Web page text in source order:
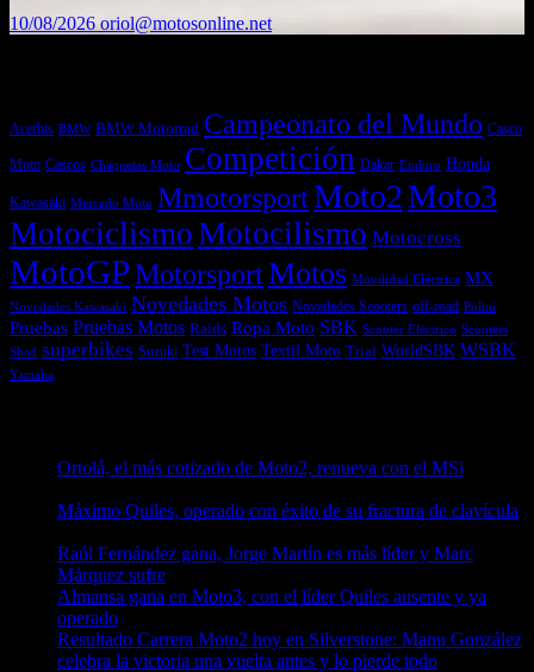
10/08/2026 oriol@motosonline.net
Acerbis BMW BMW Motorrad Campeonato del Mundo Casco
Moto Cascos Chaquetas Moto Competición Dakar Enduro Honda
Kawasaki Mercado Moto MmotorsportMoto2Moto3
MotociclismoMotocilismo Motocross
MotoGPMotorsportMotos Movilidad Eléctrica MX
Novedades Kawasaki Novedades Motos Novedades Scooters off-road Polini
Pruebas Pruebas Motos Raids Ropa Moto SBK Scooter Eléctrico Scooters
Shad superbikes Suzuki Test Motos Textil Moto Trial WorldSBK WSBK
Yamaha
Ortolá, el más cotizado de Moto2, renueva con el MSi
Máximo Quiles, operado con éxito de su fractura de clavícula
Raúl Fernández gana, Jorge Martín es más líder y Marc
Márquez sufre
Almansa gana en Moto3, con el líder Quiles ausente y ya
operado
Resultado Carrera Moto2 hoy en Silverstone: Manu González
celebra la victoria una vuelta antes y lo pierde todo